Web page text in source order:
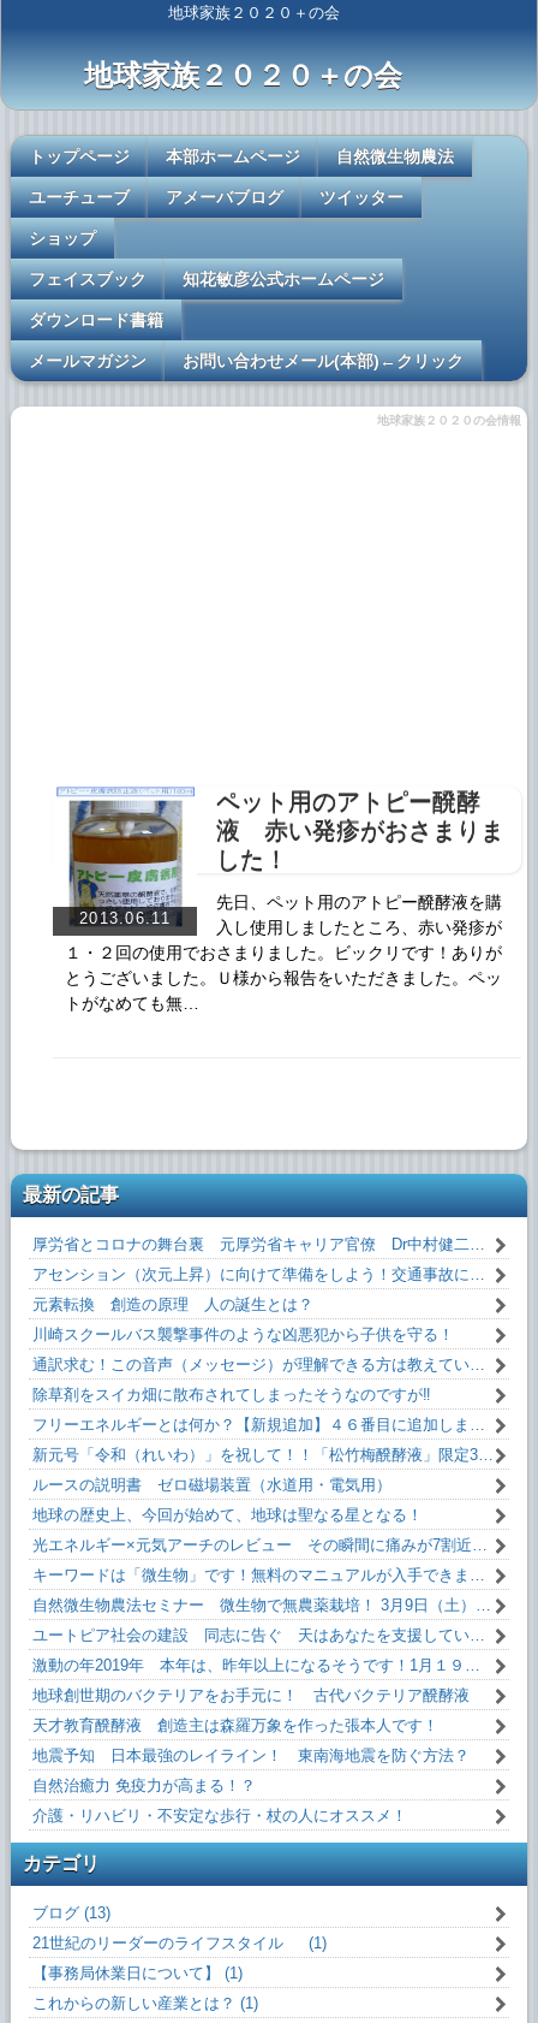
地球家族２０２０＋の会
地球家族２０２０＋の会
トップページ 本部ホームページ 自然微生物農法
ユーチューブ アメーバブログ ツイッター
ショップ
フェイスブック 知花敏彦公式ホームページ
ダウンロード書籍
メールマガジン お問い合わせメール(本部)←クリック
地球家族２０２０の会情報
2013.06.11
ペット用のアトピー醗酵
液 赤い発疹がおさまりま
した！
先日、ペット用のアトピー醗酵液を購
入し使用しましたところ、赤い発疹が
１・２回の使用でおさまりました。ビックリです！ありが
とうございました。Ｕ様から報告をいただきました。ペッ
トがなめても無…
最新の記事
厚労省とコロナの舞台裏 元厚労省キャリア官僚 Dr中村健二 氏 闇を暴露！
アセンション（次元上昇）に向けて準備をしよう！交通事故にあわない方法！！
元素転換 創造の原理 人の誕生とは？
川崎スクールバス襲撃事件のような凶悪犯から子供を守る！
通訳求む！この音声（メッセージ）が理解できる方は教えていただけるとうれしいです！
除草剤をスイカ畑に散布されてしまったそうなのですが‼
フリーエネルギーとは何か？【新規追加】４６番目に追加しました！無料です！
新元号「令和（れいわ）」を祝して！！「松竹梅醗酵液」限定35本。
ルースの説明書 ゼロ磁場装置（水道用・電気用）
地球の歴史上、今回が始めて、地球は聖なる星となる！
光エネルギー×元気アーチのレビュー その瞬間に痛みが7割近く減った！
キーワードは「微生物」です！無料のマニュアルが入手できます。
自然微生物農法セミナー 微生物で無農薬栽培！ 3月9日（土）13:10～
ユートピア社会の建設 同志に告ぐ 天はあなたを支援しています！
激動の年2019年 本年は、昨年以上になるそうです！1月１９日(土)13:10～
地球創世期のバクテリアをお手元に！ 古代バクテリア醗酵液
天才教育醗酵液 創造主は森羅万象を作った張本人です！
地震予知 日本最強のレイライン！ 東南海地震を防ぐ方法？
自然治癒力 免疫力が高まる！？
介護・リハビリ・不安定な歩行・杖の人にオススメ！
カテゴリ
ブログ (13)
21世紀のリーダーのライフスタイル (1)
【事務局休業日について】 (1)
これからの新しい産業とは？ (1)